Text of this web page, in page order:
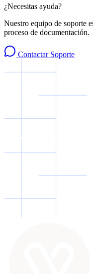
¿Necesitas ayuda?
Nuestro equipo de soporte
proceso de documentación.
Contactar Soporte